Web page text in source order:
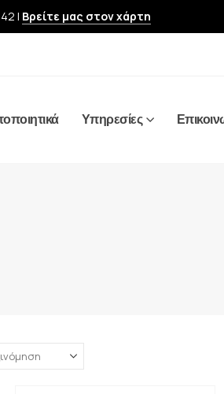
| Βρείτε μας στον χάρτη
Υπηρεσίες